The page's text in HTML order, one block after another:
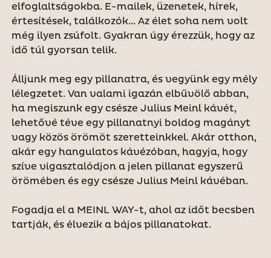
elfoglaltságokba. E-mailek, üzenetek, hírek,
értesítések, találkozók... Az élet soha nem volt
még ilyen zsúfolt. Gyakran úgy érezzük, hogy az
idő túl gyorsan telik.
Álljunk meg egy pillanatra, és vegyünk egy mély
lélegzetet. Van valami igazán elbűvölő abban,
ha megiszunk egy csésze Julius Meinl kávét,
lehetővé téve egy pillanatnyi boldog magányt
vagy közös örömöt szeretteinkkel. Akár otthon,
akár egy hangulatos kávézóban, hagyja, hogy
szíve vigasztalódjon a jelen pillanat egyszerű
örömében és egy csésze Julius Meinl kávéban.
Fogadja el a MEINL WAY-t, ahol az időt becsben
tartják, és élvezik a bájos pillanatokat.